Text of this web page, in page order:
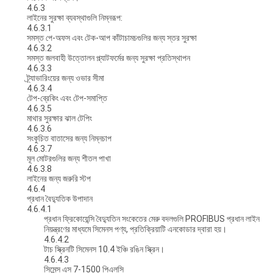
4.6.3
লাইনের সুরক্ষা ব্যবস্থাগুলি নিম্নরূপ:
4.6.3.1
সমস্ত পে-অফস এবং টেক-আপ কাঁটাচামচগুলির জন্য স্তর সুরক্ষা
4.6.3.2
সমস্ত জলবাহী উত্তোলন প্ল্যাটফর্মের জন্য সুরক্ষা প্রতিস্থাপন
4.6.3.3
ট্র্যাভারিংয়ের জন্য ওভার সীমা
4.6.3.4
টেপ-ব্রেকিং এবং টেপ-সমাপ্তি
4.6.3.5
মাথার সুরক্ষার ঝাল টেপিং
4.6.3.6
সংকুচিত বাতাসের জন্য নিম্নচাপ
4.6.3.7
মূল মোটরগুলির জন্য শীতল পাখা
4.6.3.8
লাইনের জন্য জরুরি স্টপ
4.6.4
প্রধান বৈদ্যুতিক উপাদান
4.6.4.1
প্রধান ফ্রিকোয়েন্সি বৈদ্যুতিন সংকেতের মেরু বদলগুলি PROFIBUS প্রধান লাইন
নিয়ন্ত্রণের মাধ্যমে সিমেনস পণ্য, প্রতিক্রিয়াটি এনকোডার দ্বারা হয়।
4.6.4.2
টাচ স্ক্রিনটি সিমেনস 10.4 ইঞ্চি রঙিন স্ক্রিন।
4.6.4.3
সিমেন্স এস 7-1500 পিএলসি